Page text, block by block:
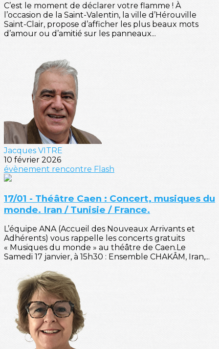
C’est le moment de déclarer votre flamme ! À
l’occasion de la Saint-Valentin, la ville d’Hérouville
Saint-Clair, propose d’afficher les plus beaux mots
d’amour ou d’amitié sur les panneaux...
Jacques VITRE
10 février 2026
évènement rencontre Flash
17/01 - Théâtre Caen : Concert, musiques du
monde. Iran / Tunisie / France.
L’équipe ANA (Accueil des Nouveaux Arrivants et
Adhérents) vous rappelle les concerts gratuits
« Musiques du monde » au théâtre de Caen.Le
Samedi 17 janvier, à 15h30 : Ensemble CHAKÂM, Iran,...